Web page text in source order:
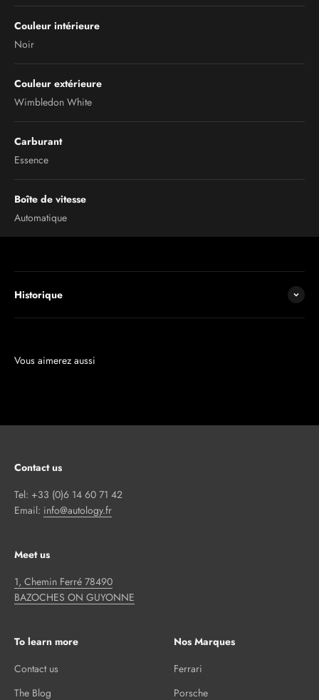
Couleur intérieure
Noir
Couleur extérieure
Wimbledon White
Carburant
Essence
Boîte de vitesse
Automatique
Historique
Contact us
Tel: +33 (0)6 14 60 71 42
Email: info@autology.fr
Meet us
1, Chemin Ferré 78490
BAZOCHES ON GUYONNE
To learn more
Contact us
The Blog
Nos Marques
Ferrari
Porsche